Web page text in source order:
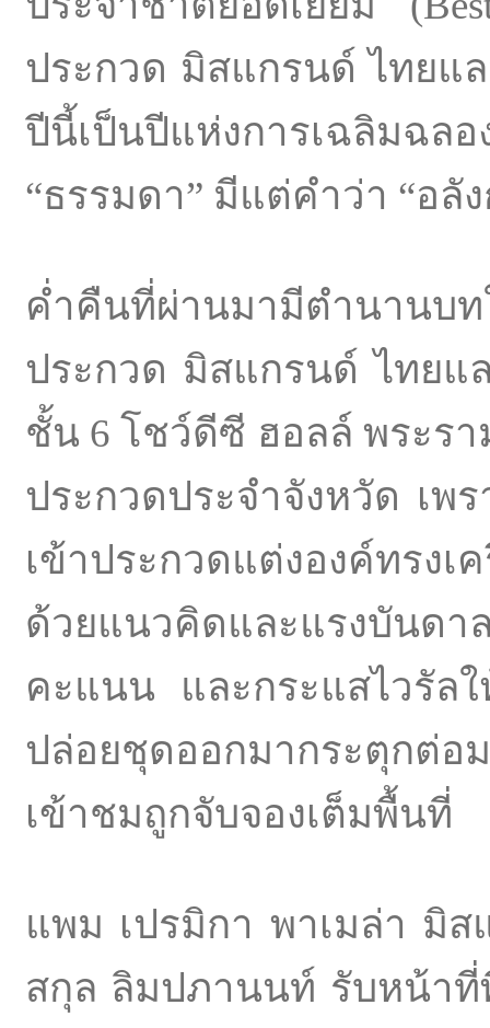
ประกวด มิสแกรนด์ ไทยแ
ปีนี้เป็นปีแห่งการเฉลิม
“ธรรมดา” มีแต่คำว่า “อลั
ค่ำคืนที่ผ่านมามีตำนานบท
ประกวด มิสแกรนด์ ไทยแ
ชั้น 6 โชว์ดีซี ฮอลล์ พระรา
ประกวดประจำจังหวัด เพ
เข้าประกวดแต่งองค์ทรง
ด้วยแนวคิดและแรงบันดา
คะแนน และกระแสไวรัล
ปล่อยชุดออกมากระตุกต่
เข้าชมถูกจับจองเต็มพื้นที่
แพม เปรมิกา พาเมล่า มิ
สกุล ลิมปภานนท์ รับหน้าที่